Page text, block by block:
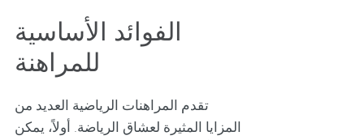
الفوائد الأساسية
للمراهنة
تقدم المراهنات الرياضية العديد من
المزايا المثيرة لعشاق الرياضة. أولاً، يمكن